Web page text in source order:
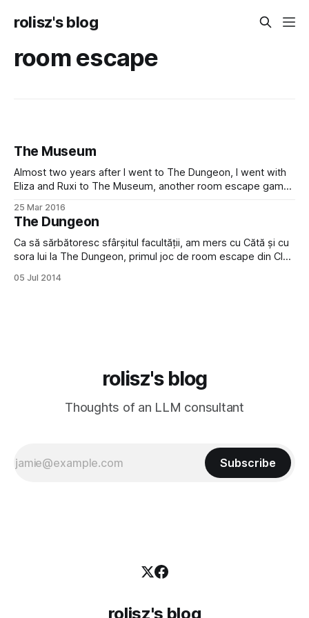
rolisz's blog
room escape
The Museum
Almost two years after I went to The Dungeon, I went with
Eliza and Ruxi to The Museum, another room escape game
reason we chose to go to the second one, which is more
difficult. Because one person bailed
25 Mar 2016
The Dungeon
Ca să săr­bă­toresc sfârșitul facultății, am mers cu Cătă și cu
sora lui la The Dungeon, primul joc de room escape din Cluj.
zis că îi super. Confirm. Îi awesome. Ideea din spatele
05 Jul 2014
rolisz's blog
Thoughts of an LLM consultant
Subscribe
rolisz's blog